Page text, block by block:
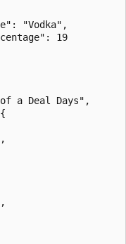
"Vodka",
19
a Deal Days",